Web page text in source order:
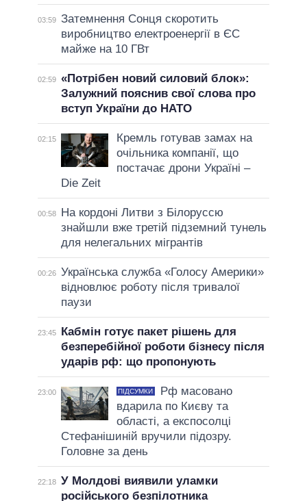
03:59 Затемнення Сонця скоротить
виробництво електроенергії в ЄС
майже на 10 ГВт
02:59 «Потрібен новий силовий блок»:
Залужний пояснив свої слова про
вступ України до НАТО
02:15
Кремль готував замах на
очільника компанії, що
постачає дрони Україні –
Die Zeit
00:58
На кордоні Литви з Білоруссю
знайшли вже третій підземний тунель
для нелегальних мігрантів
00:26 Українська служба «Голосу Америки»
відновлює роботу після тривалої
паузи
23:45
Кабмін готує пакет рішень для
безперебійної роботи бізнесу після
ударів рф: що пропонують
23:00 ПІДСУМКИ
Рф масовано
вдарила по Києву та
області, а експосолці
Стефанішиній вручили підозру.
Головне за день
22:18 У Молдові виявили уламки
російського безпілотника